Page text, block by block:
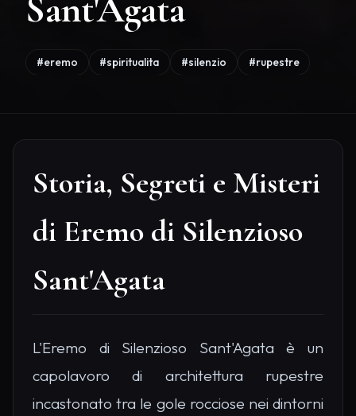
Sant'Agata
#eremo #spiritualita #silenzio #rupestre
Storia, Segreti e Misteri
di Eremo di Silenzioso
Sant'Agata
L'Eremo di Silenzioso Sant'Agata è un
capolavoro di architettura rupestre
incastonato tra le gole rocciose nei dintorni